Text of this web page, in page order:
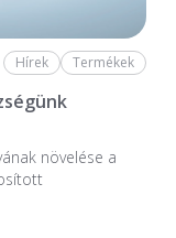
Hírek Termékek
növelése a